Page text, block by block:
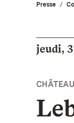
Presse
jeudi,